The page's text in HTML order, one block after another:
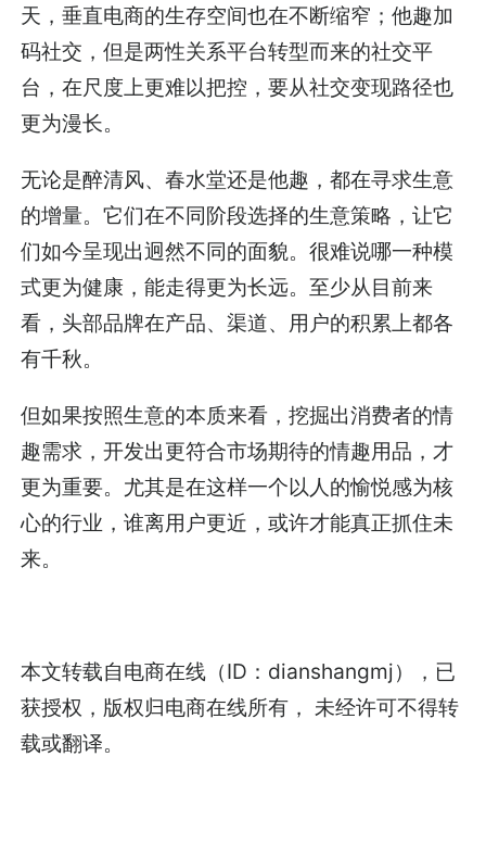
天，垂直电商的生存空间也在不断缩窄；他趣加
码社交，但是两性关系平台转型而来的社交平
台，在尺度上更难以把控，要从社交变现路径也
更为漫长。
无论是醉清风、春水堂还是他趣，都在寻求生意
的增量。它们在不同阶段选择的生意策略，让它
们如今呈现出迥然不同的面貌。很难说哪一种模
式更为健康，能走得更为长远。至少从目前来
看，头部品牌在产品、渠道、用户的积累上都各
有千秋。
但如果按照生意的本质来看，挖掘出消费者的情
趣需求，开发出更符合市场期待的情趣用品，才
更为重要。尤其是在这样一个以人的愉悦感为核
心的行业，谁离用户更近，或许才能真正抓住未
来。
本文转载自电商在线（ID：dianshangmj），已
获授权，版权归电商在线所有， 未经许可不得转
载或翻译。